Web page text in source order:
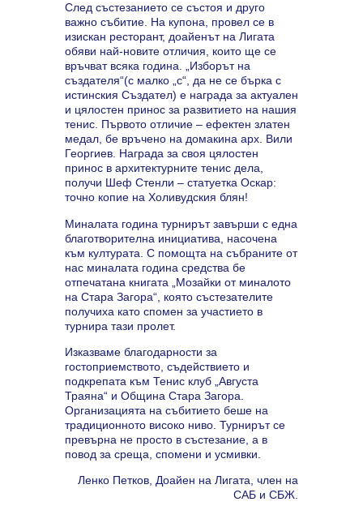
След състезанието се състоя и друго
важно събитие. На купона, провел се в
изискан ресторант, доайенът на Лигата
обяви най-новите отличия, които ще се
връчват всяка година. „Изборът на
създателя“(с малко „с“, да не се бърка с
истинския Създател) е награда за актуален
и цялостен принос за развитието на нашия
тенис. Първото отличие – ефектен златен
медал, бе връчено на домакина арх. Вили
Георгиев. Награда за своя цялостен
принос в архитектурните тенис дела,
получи Шеф Стенли – статуетка Оскар:
точно копие на Холивудския блян!
Миналата година турнирът завърши с една
благотворителна инициатива, насочена
към културата. С помощта на събраните от
нас миналата година средства бе
отпечатана книгата „Мозайки от миналото
на Стара Загора“, която състезателите
получиха като спомен за участието в
турнира тази пролет.
Изказваме благодарности за
гостоприемството, съдействието и
подкрепата към Тенис клуб „Августа
Траяна“ и Община Стара Загора.
Организацията на събитието беше на
традиционното високо ниво. Турнирът се
превърна не просто в състезание, а в
повод за среща, спомени и усмивки.
Ленко Петков, Доайен на Лигата, член на
САБ и СБЖ.